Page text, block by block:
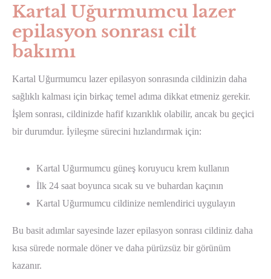
Kartal Uğurmumcu lazer
epilasyon sonrası cilt
bakımı
Kartal Uğurmumcu lazer epilasyon sonrasında cildinizin daha
sağlıklı kalması için birkaç temel adıma dikkat etmeniz gerekir.
İşlem sonrası, cildinizde hafif kızarıklık olabilir, ancak bu geçici
bir durumdur. İyileşme sürecini hızlandırmak için:
Kartal Uğurmumcu güneş koruyucu krem kullanın
İlk 24 saat boyunca sıcak su ve buhardan kaçının
Kartal Uğurmumcu cildinize nemlendirici uygulayın
Bu basit adımlar sayesinde lazer epilasyon sonrası cildiniz daha
kısa sürede normale döner ve daha pürüzsüz bir görünüm
kazanır.